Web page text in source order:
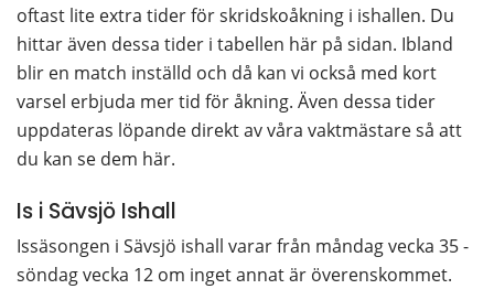
oftast lite extra tider för skridskoåkning i ishallen. Du
hittar även dessa tider i tabellen här på sidan. Ibland
blir en match inställd och då kan vi också med kort
varsel erbjuda mer tid för åkning. Även dessa tider
uppdateras löpande direkt av våra vaktmästare så att
du kan se dem här.
Is i Sävsjö Ishall
Issäsongen i Sävsjö ishall varar från måndag vecka 35 -
söndag vecka 12 om inget annat är överenskommet.